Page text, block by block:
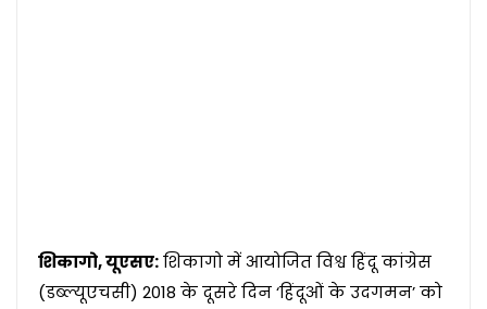
शिकागो, यूएसए:शिकागो में आयोजित विश्व हिंदू कांग्रेस
(डब्ल्यूएचसी) 2018 के दूसरे दिन ‘हिंदूओं के उदगमन’ को